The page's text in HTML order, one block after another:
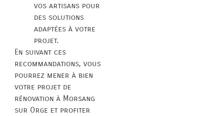
vos artisans pour
des solutions
adaptées à votre
projet.
En suivant ces
recommandations, vous
pourrez mener à bien
votre projet de
rénovation à Morsang
sur Orge et profiter